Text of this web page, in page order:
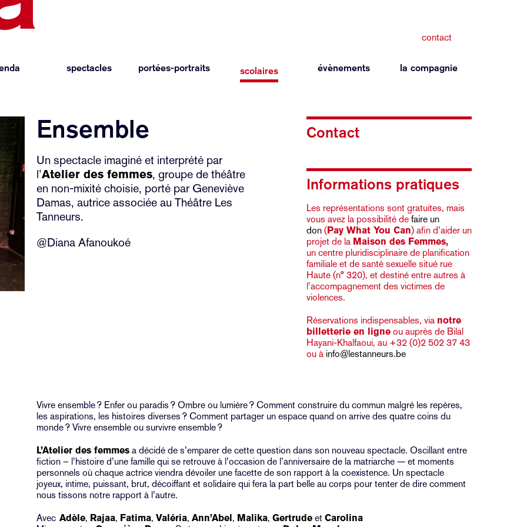
contact
spectacles portées-portraits scolaires évènements la compagnie
Ensemble
Un spectacle imaginé et interprété par
l’Atelier des femmes, groupe de théâtre
en non-mixité choisie, porté par Geneviève
Damas, autrice associée au Théâtre Les
Tanneurs.
@Diana Afanoukoé
Contact
Informations pratiques
Les représentations sont gratuites, mais
vous avez la possibilité de faire un
don(Pay What You Can) afin d’aider un
projet de la Maison des Femmes,
un centre pluridisciplinaire de planification
familiale et de santé sexuelle situé rue
Haute (n° 320), et destiné entre autres à
l’accompagnement des victimes de
violences.
Réservations indispensables, via notre
billetterie en ligneou auprès de Bilal
Hayani-Khalfaoui, au +32 (0)2 502 37 43
ou à info@lestanneurs.be
Vivre ensemble ? Enfer ou paradis ? Ombre ou lumière ? Comment construire du commun malgré les repères,
les aspirations, les histoires diverses ? Comment partager un espace quand on arrive des quatre coins du
monde ? Vivre ensemble ou survivre ensemble ?
L’Atelier des femmes a décidé de s’emparer de cette question dans son nouveau spectacle. Oscillant entre
fiction – l’histoire d’une famille qui se retrouve à l’occasion de l’anniversaire de la matriarche — et moments
personnels où chaque actrice viendra dévoiler une facette de son rapport à la coexistence. Un spectacle
joyeux, intime, puissant, brut, décoiffant et solidaire qui fera la part belle au corps pour tenter de dire comment
nous tissons notre rapport à l’autre.
AvecAdèle, Rajaa, Fatima,Valéria,Ann’Abel, Malika,Gertrude etCarolina